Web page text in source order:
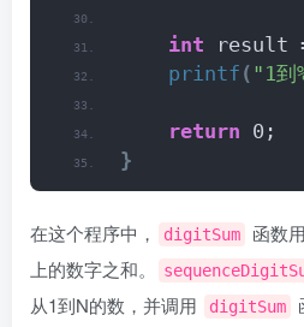
int result
printf ( "1到
return 0;
}
在这个程序中， digitSum
函数
上的数字之和。
从1到N的数，并调用
digitSum